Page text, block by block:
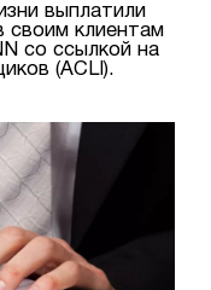
выплатили
своим клиентам
со ссылкой на
(ACLI).